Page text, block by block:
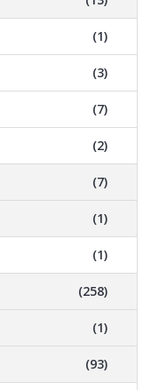
(1)
(3)
(7)
(2)
(7)
(1)
(1)
(258)
(1)
(93)